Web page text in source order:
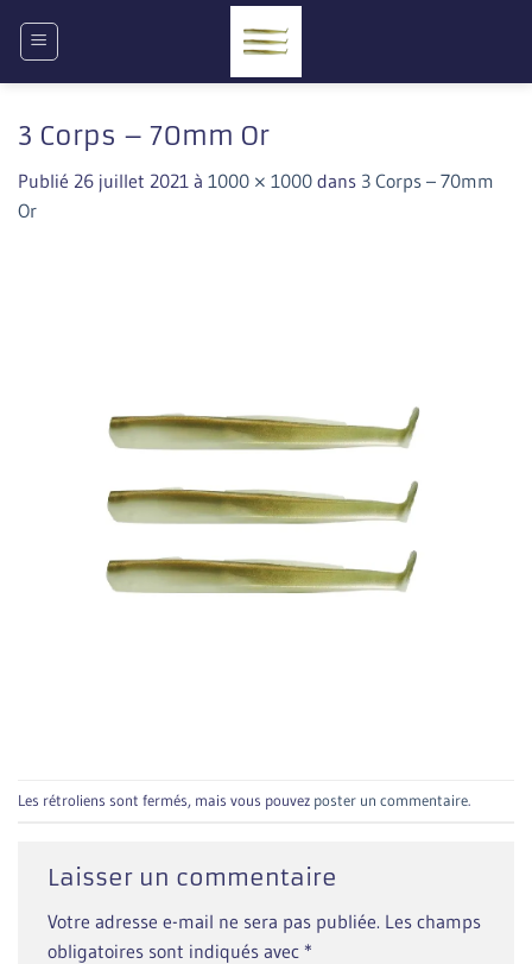
3 Corps – 70mm Or
Publié 26 juillet 2021 à 1000 × 1000 dans 3 Corps – 70mm
Or
Les rétroliens sont fermés, mais vous pouvez poster un commentaire.
Laisser un commentaire
Votre adresse e-mail ne sera pas publiée. Les champs
obligatoires sont indiqués avec *